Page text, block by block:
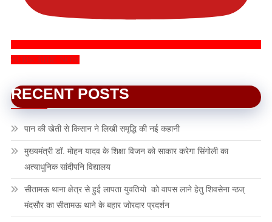
SUBSCRIBE NOW
RECENT POSTS
पान की खेती से किसान ने लिखी समृद्धि की नई कहानी
मुख्यमंत्री डॉ. मोहन यादव के शिक्षा विजन को साकार करेगा सिंगोली का
अत्याधुनिक सांदीपनि विद्यालय
सीतामऊ थाना क्षेत्र से हुई लापता युवतियो को वापस लाने हेतु शिवसेना न्ठज्
मंदसौर का सीतामऊ थाने के बहार जोरदार प्रदर्शन